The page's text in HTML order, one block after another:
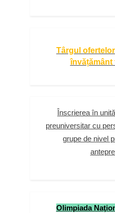
Târgul
învățământ
Înscrierea în
preuniversitar cu
grupe de nivel
Olimpiada